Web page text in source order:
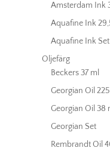
Amsterdam Ink
Aquafine Ink
Aquafine Ink Set
Oljefärg
Beckers 37 ml
Georgian Oil 225
Georgian Oil 38
Georgian Set
Rembrandt Oil